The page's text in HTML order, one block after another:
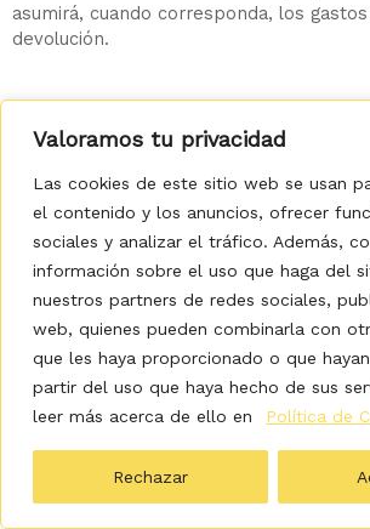
Valoramos tu privacidad
Las cookies de este sitio web se usan
el contenido y los anuncios, ofrecer
sociales y analizar el tráfico. Además,
información sobre el uso que haga del
nuestros partners de redes sociales,
web, quienes pueden combinarla con
que les haya proporcionado o que
partir del uso que haya hecho de sus
leer más acerca de ello en
Política de
Rechazar
asumirá, cuando corresponda, los
devolución.
17. Protección de datos
ADIESTRADOGS trata los datos
de conformidad con lo dispuesto en el
2016/679, General de Protección de
Orgánica 3/2018, de Protección de
garantía de los derechos digitales, así
de la normativa vigente que resulte de
Los datos personales facilitados por el
tratados con la finalidad de gestionar
pedidos realizados, prestar los
atender consultas, ofrecer soporte al
incidencias, tramitar devoluciones y